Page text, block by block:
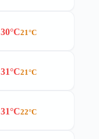
30°C21°C
31°C21°C
31°C22°C